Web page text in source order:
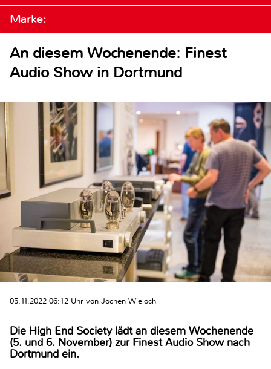
Marke:
An diesem Wochenende: Finest
Audio Show in Dortmund
05.11.2022 06:12 Uhr von Jochen Wieloch
Die High End Society lädt an diesem Wochenende
(5. und 6. November) zur Finest Audio Show nach
Dortmund ein.